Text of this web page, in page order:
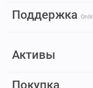
Поддержка
Активы
Покупка